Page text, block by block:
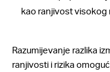
kao ranjivost visokog
Razumijevanje razlika
ranjivosti i rizika